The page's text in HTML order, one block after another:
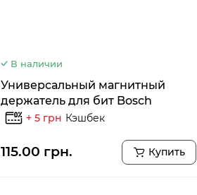
В наличии
Универсальный магнитный
держатель для бит Bosch
+ 5 грн Кэшбек
115.00 грн. Купить